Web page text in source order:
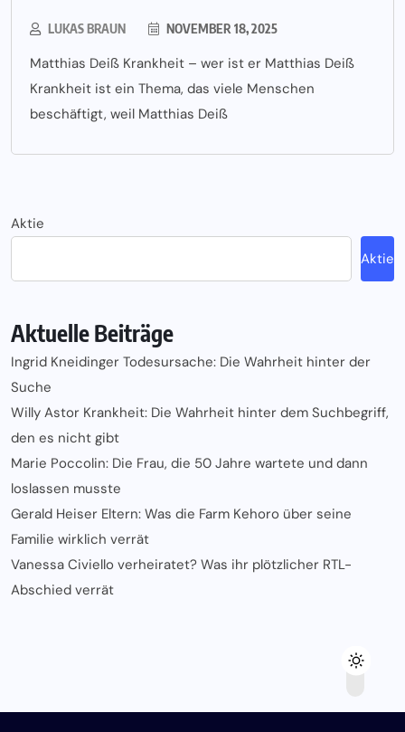
LUKAS BRAUN NOVEMBER 18, 2025
Matthias Deiß Krankheit – wer ist er Matthias Deiß
Krankheit ist ein Thema, das viele Menschen
beschäftigt, weil Matthias Deiß
Aktie
Aktie
Aktuelle Beiträge
Ingrid Kneidinger Todesursache: Die Wahrheit hinter der
Suche
Willy Astor Krankheit: Die Wahrheit hinter dem Suchbegriff,
den es nicht gibt
Marie Poccolin: Die Frau, die 50 Jahre wartete und dann
loslassen musste
Gerald Heiser Eltern: Was die Farm Kehoro über seine
Familie wirklich verrät
Vanessa Civiello verheiratet? Was ihr plötzlicher RTL-
Abschied verrät